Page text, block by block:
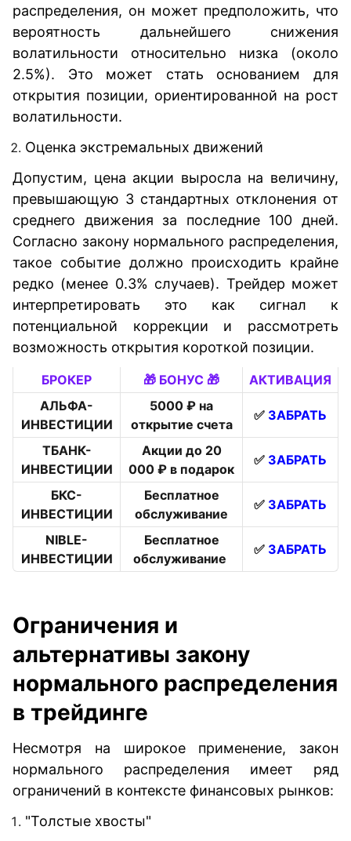
распределения, он может предположить, что
вероятность дальнейшего снижения
волатильности относительно низка (около
2.5%). Это может стать основанием для
открытия позиции, ориентированной на рост
волатильности.
Оценка экстремальных движений
Допустим, цена акции выросла на величину,
превышающую 3 стандартных отклонения от
среднего движения за последние 100 дней.
Согласно закону нормального распределения,
такое событие должно происходить крайне
редко (менее 0.3% случаев). Трейдер может
интерпретировать это как сигнал к
потенциальной коррекции и рассмотреть
возможность открытия короткой позиции.
БРОКЕР 🎁 БОНУС 🎁
АКТИВАЦИЯ
АЛЬФА-
ИНВЕСТИЦИИ
5000 ₽ на
открытие счета
✅ ЗАБРАТЬ
ТБАНК-
ИНВЕСТИЦИИ
Акции до 20
000 ₽ в подарок
✅ ЗАБРАТЬ
БКС-
ИНВЕСТИЦИИ
Бесплатное
обслуживание
✅ ЗАБРАТЬ
NIBLE-
ИНВЕСТИЦИИ
Бесплатное
обслуживание
✅ ЗАБРАТЬ
Ограничения и
альтернативы закону
нормального распределения
в трейдинге
Несмотря на широкое применение, закон
нормального распределения имеет ряд
ограничений в контексте финансовых рынков:
"Толстые хвосты"